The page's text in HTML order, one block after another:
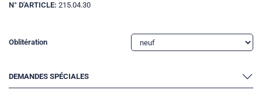
N° D'ARTICLE: 215.04.30
Oblitération
DEMANDES SPÉCIALES